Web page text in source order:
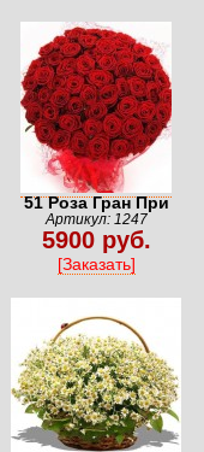
51 Роза Гран При
Артикул: 1247
5900 руб.
[Заказать]